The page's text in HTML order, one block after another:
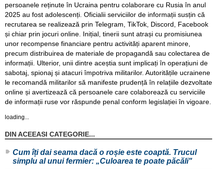
persoanele reținute în Ucraina pentru colaborare cu Rusia în anul
2025 au fost adolescenți. Oficialii serviciilor de informații susțin că
recrutarea se realizează prin Telegram, TikTok, Discord, Facebook
și chiar prin jocuri online. Inițial, tinerii sunt atrași cu promisiunea
unor recompense financiare pentru activități aparent minore,
precum distribuirea de materiale de propagandă sau colectarea de
informații. Ulterior, unii dintre aceștia sunt implicați în operațiuni de
sabotaj, spionaj și atacuri împotriva militarilor. Autoritățile ucrainene
le recomandă militarilor să manifeste prudență în relațiile dezvoltate
online și avertizează că persoanele care colaborează cu serviciile
de informații ruse vor răspunde penal conform legislației în vigoare.
loading...
DIN ACEEASI CATEGORIE...
Cum îți dai seama dacă o roșie este coaptă. Trucul
simplu al unui fermier: „Culoarea te poate păcăli"